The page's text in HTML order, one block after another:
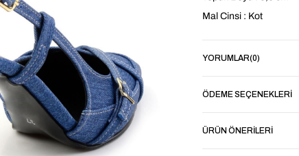
Mal Cinsi : Kot
YORUMLAR(0)
ÖDEME SEÇENEKLERI
ÜRÜN ÖNERILERI